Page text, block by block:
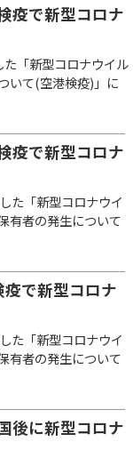
疫で新型コロナ
「新型コロナウイル
いて(空港検疫)」に
疫で新型コロナ
た「新型コロナウイ
有者の発生について
で新型コロナ
た「新型コロナウイ
有者の発生について
後に新型コロナ